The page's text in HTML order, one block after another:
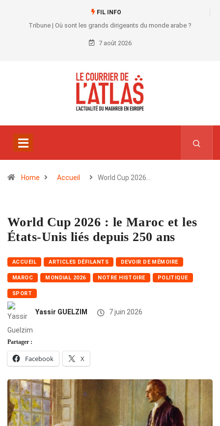
FIL INFO
Tribune | Où sont les grands dirigeants du monde arabe ?
7 août 2026
Home Accueil World Cup 2026…
World Cup 2026 : le Maroc et les
États-Unis liés depuis 250 ans
ACCUEIL ARTICLES DÉFILANTS DEVOIR DE MÉMOIRE
MAROC MONDIAL 2026 NOTRE HISTOIRE POLITIQUE
SPORT
Yassir GUELZIM 7 juin 2026
Partager :
Facebook X